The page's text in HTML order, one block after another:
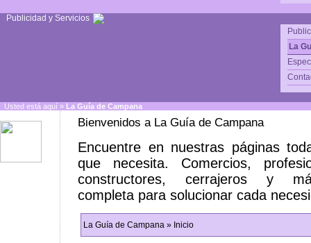
Publicidad y Servicios
La
Usted está aquí » La Guía de Campana
Bienvenidos a La Guía de Campana
Encuentre en nuestras páginas
que necesita. Comercios,
constructores, cerrajeros y
completa para solucionar cada
La Guía de Campana » Inicio